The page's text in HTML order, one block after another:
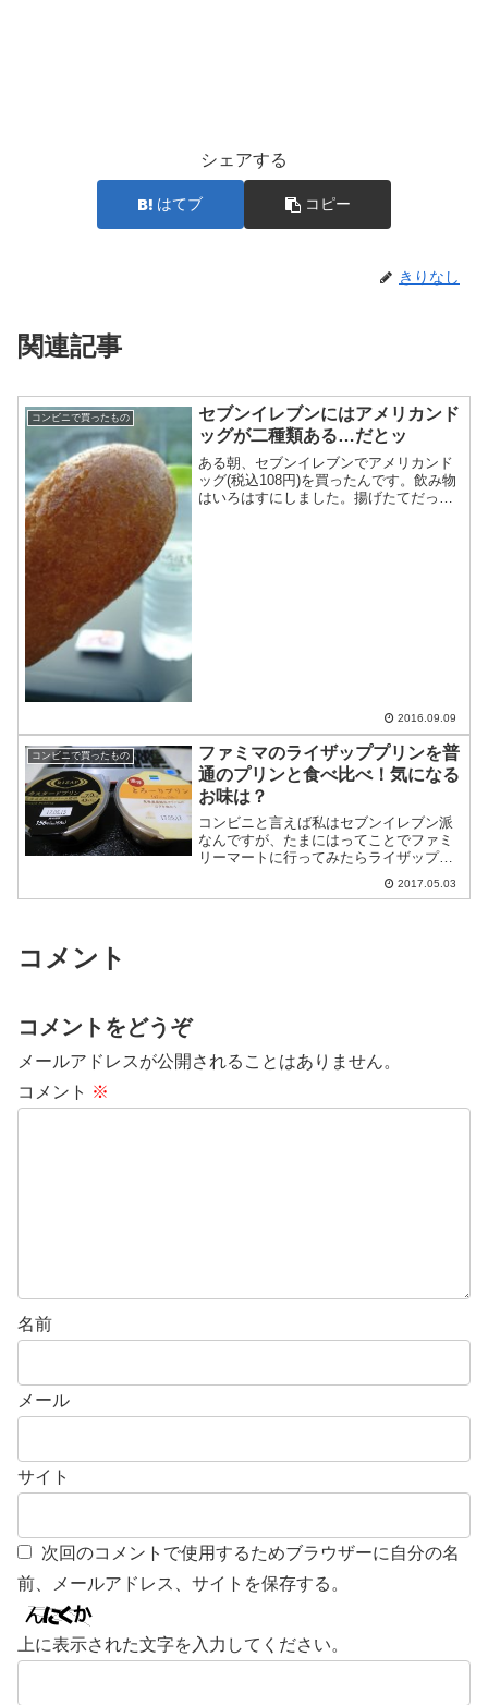
シェアする
はてブ コピー
きりなし
関連記事
コンビニで買ったもの
セブンイレブンにはアメリカンド
ッグが二種類ある…だとッ
ある朝、セブンイレブンでアメリカンド
ッグ(税込108円)を買ったんです。飲み物
はいろはすにしました。揚げたてだった
2016.09.09
コンビニで買ったもの
ファミマのライザッププリンを普
通のプリンと食べ比べ！気になる
お味は？
コンビニと言えば私はセブンイレブン派
なんですが、たまにはってことでファミ
リーマートに行ってみたらライザップ監
修のプリンがあったので買ってみました
よ。ついでに普通のカスタードプリンも
2017.05.03
コメント
コメントをどうぞ
メールアドレスが公開されることはありません。
コメント ※
名前
メール
サイト
次回のコメントで使用するためブラウザーに自分の名
前、メールアドレス、サイトを保存する。
上に表示された文字を入力してください。